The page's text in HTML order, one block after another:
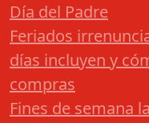
Día del Padre
Feriados
días incluyen y
compras
Fines de semana